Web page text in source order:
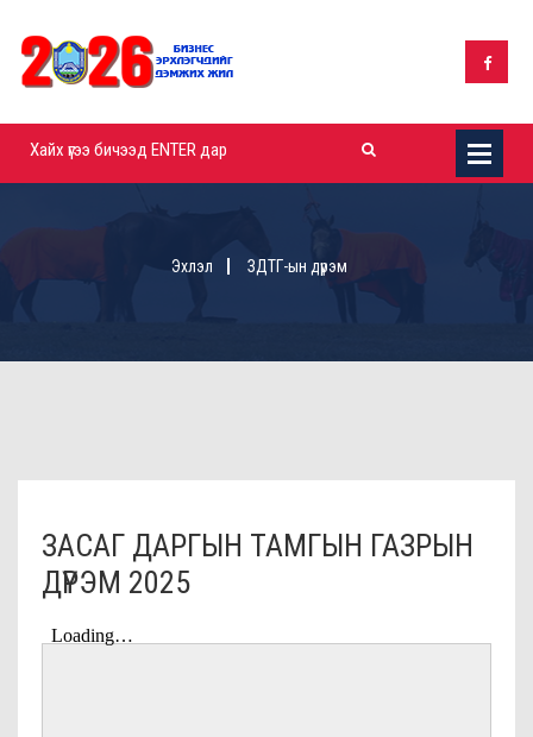
Эхлэл ЗДТГ-ын дүрэм
ЗАСАГ ДАРГЫН ТАМГЫН ГАЗРЫН
ДҮРЭМ 2025